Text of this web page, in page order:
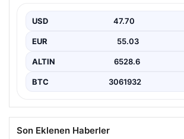
USD 47.70
EUR 55.03
ALTIN 6528.6
BTC 3061932
Son Eklenen Haberler